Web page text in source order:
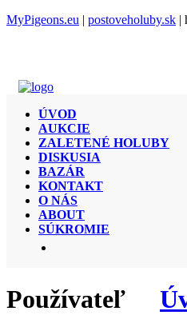
MyPigeons.eu | postoveholuby.sk |
ÚVOD
AUKCIE
ZALETENÉ HOLUBY
DISKUSIA
BAZÁR
KONTAKT
O NÁS
ABOUT
SÚKROMIE
Používateľ